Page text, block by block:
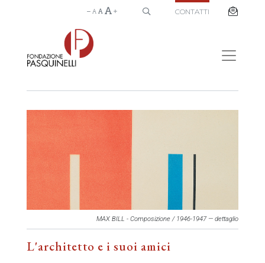
CONTATTI
MAX BILL - Composizione / 1946-1947 — dettaglio
L'architetto e i suoi amici